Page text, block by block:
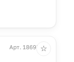
Арт. 18697.43
☆